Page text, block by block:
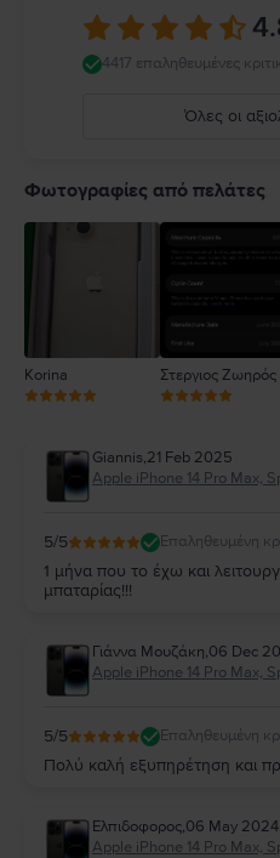
κανόνες που απαγορεύουν ή
ακουστικών. Η χρήση
φόρτιση παρουσία υγρασίας μπορεί να
ηλεκτροπληξία, τραυματισμό ή ζημιά
ro/guide/iphone/iph301fc905/ios
4417 επαληθευμένες
Όλες οι
4
Φωτογραφίες από πελάτες
Korina Στεργιος Ζωηρός
Giannis,21 Feb 2025
Apple iPhone 14 Pro Max,
5/5 Επαληθευμένη
1 μήνα που το έχω και
μπαταρίας!!!
Γιάννα Μουζάκη,06 Dec
Apple iPhone 14 Pro Max,
5/5 Επαληθευμένη
Πολύ καλή εξυπηρέτηση και
Ελπιδοφορος,06 May 2024
Apple iPhone 14 Pro Max,